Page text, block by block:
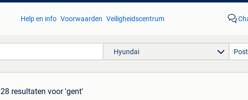
Help en info Voorwaarden Veiligheidscentrum
Hyundai
28 resultaten voor 'gent'